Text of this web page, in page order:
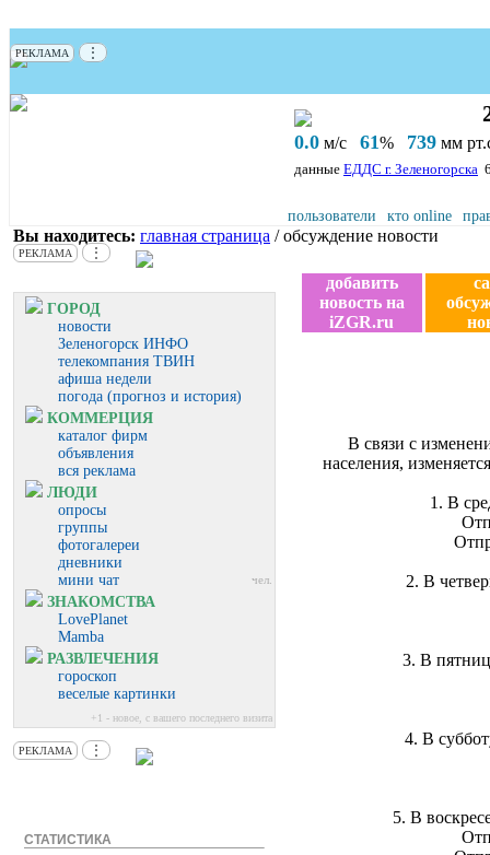
РЕКЛАМА ⋮
0.0 м/с 61% 739 мм
данные ЕДДС г. Зеленогорска
пользователи кто online
Вы находитесь: главная страница / обсуждение новости
РЕКЛАМА ⋮
ГОРОД
новости
Зеленогорск ИНФО
телекомпания ТВИН
афиша недели
погода (прогноз и история)
КОММЕРЦИЯ
каталог фирм
объявления
вся реклама
ЛЮДИ
опросы
группы
фотогалереи
дневники
мини чат
чел.
ЗНАКОМСТВА
LovePlanet
Mamba
РАЗВЛЕЧЕНИЯ
гороскоп
веселые картинки
+1 - новое, с вашего последнего визита
РЕКЛАМА ⋮
СТАТИСТИКА
добавить
новость на
iZGR.ru
В связи с
населения,
1. В
2. В
3. В
4. В
5. В